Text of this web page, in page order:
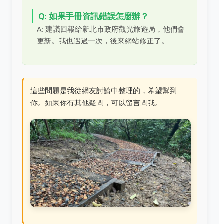
Q: 如果手冊資訊錯誤怎麼辦？
A: 建議回報給新北市政府觀光旅遊局，他們會
更新。我也遇過一次，後來網站修正了。
這些問題是我從網友討論中整理的，希望幫到
你。如果你有其他疑問，可以留言問我。